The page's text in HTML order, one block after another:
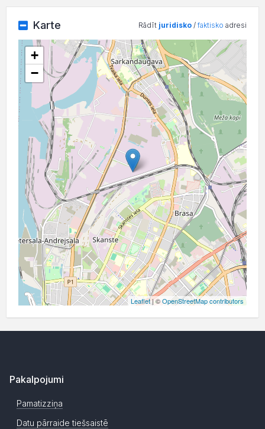
Karte Rādīt juridisko /faktisko adresi
+
−
Leaflet| ©OpenStreetMap contributors
Pakalpojumi
Pamatizziņa
Datu pārraide tiešsaistē